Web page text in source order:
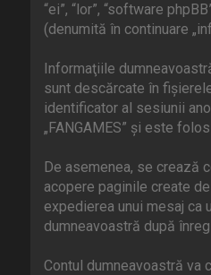
“ei”, “lor”, “software
(denumită în continuare
Informaţiile
sunt descărcate în
identificator al sesiunii
„FANGAMES” şi este
De asemenea, se crează
acopere paginile create
expedierea unui mesaj ca
dumneavoastră după
Contul dumneavoastră va